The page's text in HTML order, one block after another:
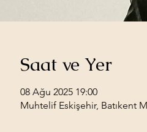
Saat ve Yer
08 Ağu 2025 19:00
Muhtelif Eskişehir, Batıkent